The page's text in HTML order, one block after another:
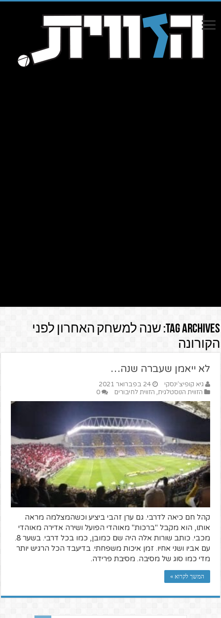
Tag Archives: שנה למשחק האחרון לפני
הקורונה
לא ייאמן שעברה שנה…
גיא קופיצ'ינסקי
24 בפברואר 2021
הזווית הנוסטלגית, הזווית לחיבורים 0
קהל חם כיאה לדרבי. גם ערן זהבי ביציע וכשהמצלמה מראה
אותו, הוא מקבל "ברכות" מאוהדי הפועל ושירה אדירה מאוהדי
מכבי. כותב שורות אלה היה שם כמובן, כמו בכל דרבי. בשער 8.
עם אביו ושני אחיו. זמן איכות משפחתי. בדיעבד הכל הרגיש יותר
מדי כמו סוג של מסיבה. מסיבת פרידה.
המשך לקרוא »